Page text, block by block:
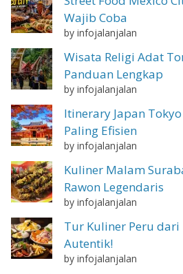
Wajib Coba
by infojalanjalan
Wisata Religi Adat
Panduan Lengkap
by infojalanjalan
Itinerary Japan
Paling Efisien
by infojalanjalan
Kuliner Malam
Rawon Legendaris
by infojalanjalan
Tur Kuliner Peru dari
Autentik!
by infojalanjalan